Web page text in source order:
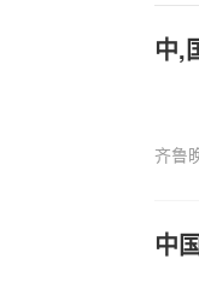
中,
齐鲁
中